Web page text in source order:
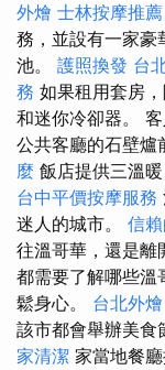
外燴 士林按摩推薦
務，並設有一家豪
池。 護照換發 台
務 如果租用套房
和迷你冷卻器。
公共客廳的石壁爐
麼 飯店提供三溫
台中平價按摩服務
迷人的城市。 信
往溫哥華，還是離
都需要了解哪些溫
鬆身心。 台北外燴
該市都會舉辦美食
家清潔 家當地餐